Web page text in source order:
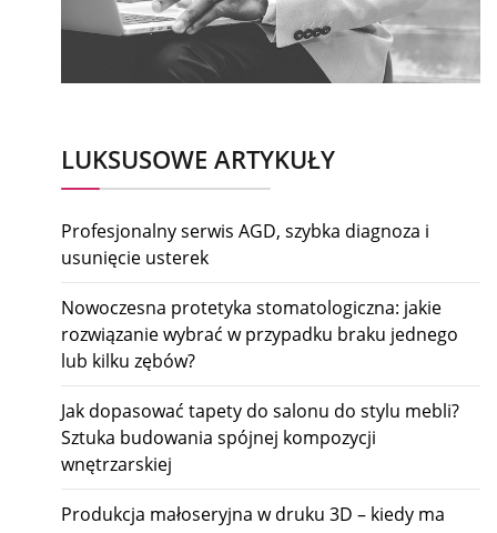
LUKSUSOWE ARTYKUŁY
Profesjonalny serwis AGD, szybka diagnoza i
usunięcie usterek
Nowoczesna protetyka stomatologiczna: jakie
rozwiązanie wybrać w przypadku braku jednego
lub kilku zębów?
Jak dopasować tapety do salonu do stylu mebli?
Sztuka budowania spójnej kompozycji
wnętrzarskiej
Produkcja małoseryjna w druku 3D – kiedy ma